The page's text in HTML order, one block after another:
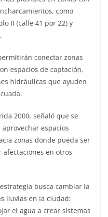
como
II (calle 41 por 22) y
conectar zonas
espacios de captación,
hidráulicas que ayuden
2000, señaló que se
espacios
zonas donde pueda ser
en otros
busca cambiar la
lluvias en la ciudad:
el agua a crear sistemas